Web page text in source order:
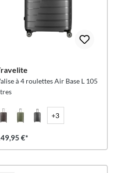
à 4 roulettes Air Base L 105
+3
€*